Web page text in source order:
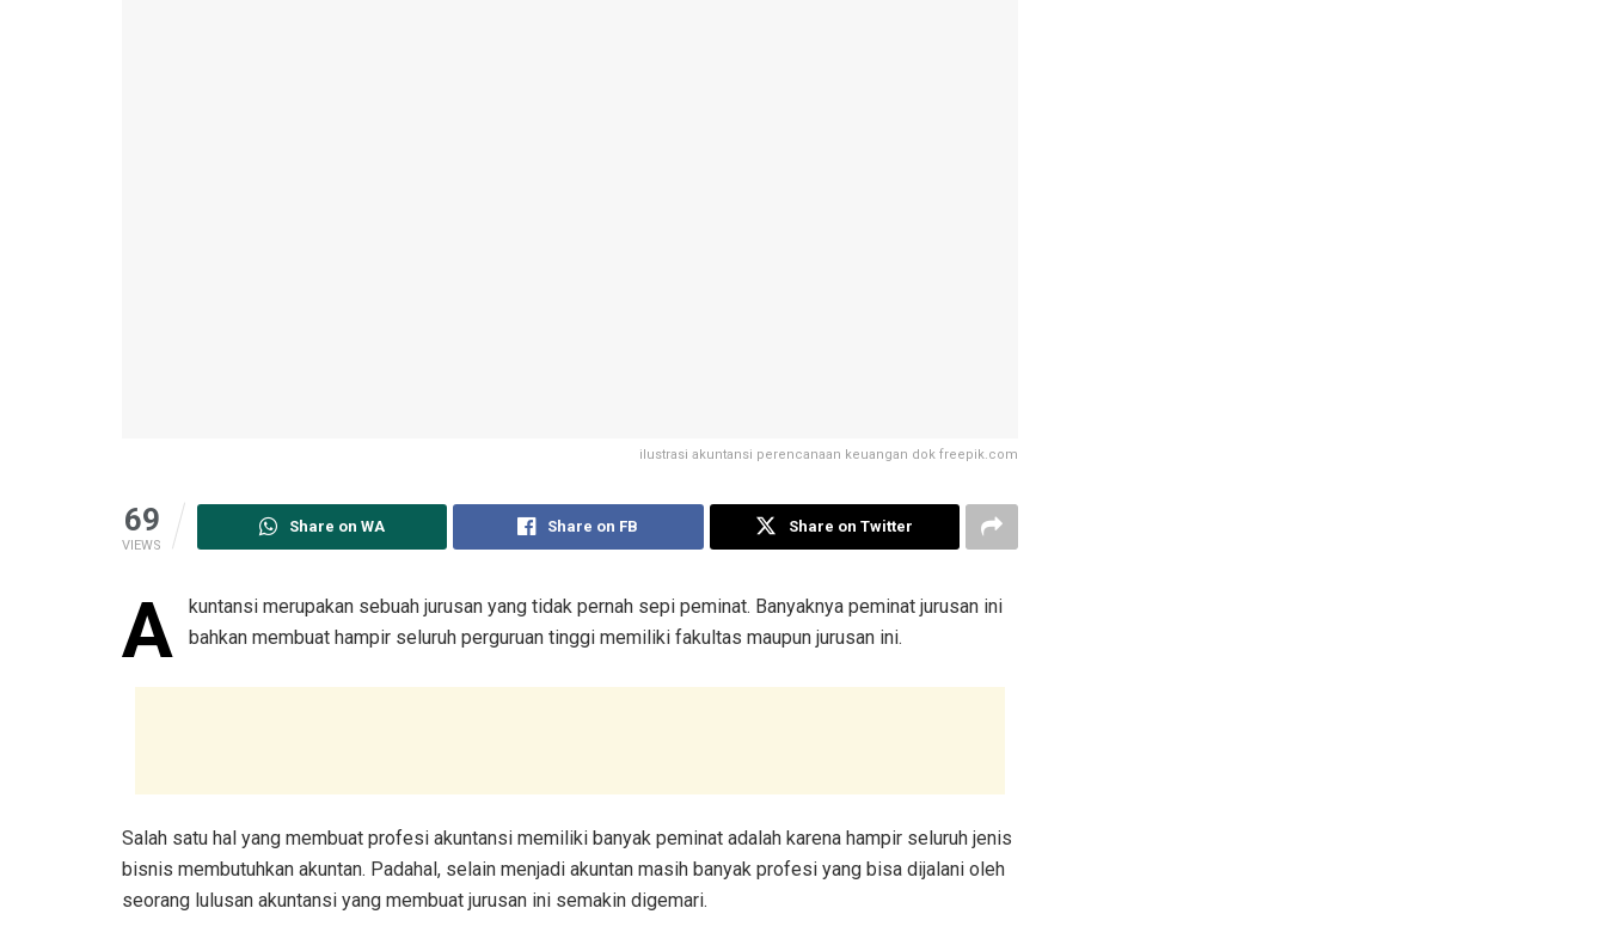
ilustrasi akuntansi perencanaan keuangan dok freepik.com
69
VIEWS
Share on WA Share on FB Share on Twitter
A
kuntansi merupakan sebuah jurusan yang tidak pernah sepi peminat. Banyaknya peminat jurusan ini
bahkan membuat hampir seluruh perguruan tinggi memiliki fakultas maupun jurusan ini.
Salah satu hal yang membuat profesi akuntansi memiliki banyak peminat adalah karena hampir seluruh jenis
bisnis membutuhkan akuntan. Padahal, selain menjadi akuntan masih banyak profesi yang bisa dijalani oleh
seorang lulusan akuntansi yang membuat jurusan ini semakin digemari.